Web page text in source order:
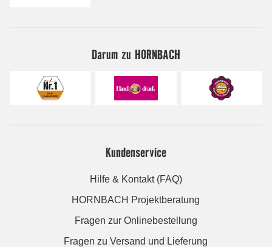
Darum zu HORNBACH
Kundenservice
Hilfe & Kontakt (FAQ)
HORNBACH Projektberatung
Fragen zur Onlinebestellung
Fragen zu Versand und Lieferung